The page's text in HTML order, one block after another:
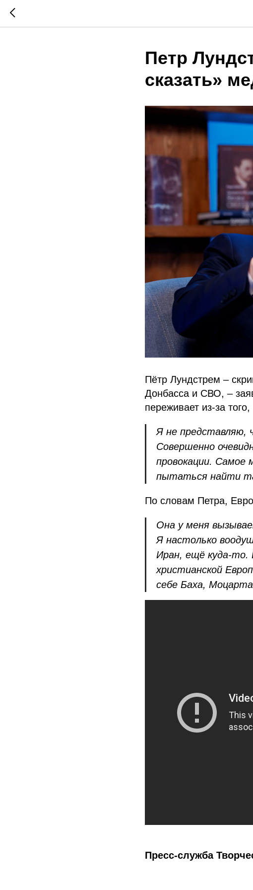
Петр
сказать»
Пётр Лундстрем –
Донбасса и СВО, –
переживает из-за
Я не представляю,
Совершенно
провокации.
пытаться найти
По словам Петра,
Она у меня
Я настолько
Иран, ещё куда-то.
христианской
себе Баха,
Пресс-служба